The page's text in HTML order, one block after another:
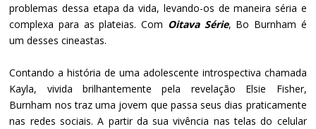
problemas dessa etapa da vida, levando-os de maneira séria e
complexa para as plateias. Com Oitava Série, Bo Burnham é
um desses cineastas.
Contando a história de uma adolescente introspectiva chamada
Kayla, vivida brilhantemente pela revelação Elsie Fisher,
Burnham nos traz uma jovem que passa seus dias praticamente
nas redes sociais. A partir da sua vivência nas telas do celular